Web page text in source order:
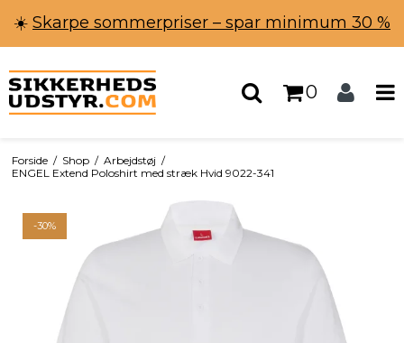
☀️ Skarpe sommerpriser – spar minimum 30 %
0
Forside / Shop / Arbejdstøj /
ENGEL Extend Poloshirt med stræk Hvid 9022-341
-30%